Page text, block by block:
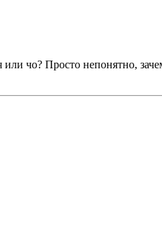
чо? Просто непонятно,